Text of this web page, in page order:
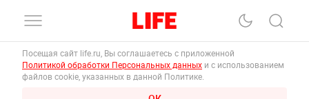
Посещая сайт life.ru, Вы соглашаетесь с приложенной
Политикой обработки Персональных данных и с использованием
файлов cookie, указанных в данной Политике.